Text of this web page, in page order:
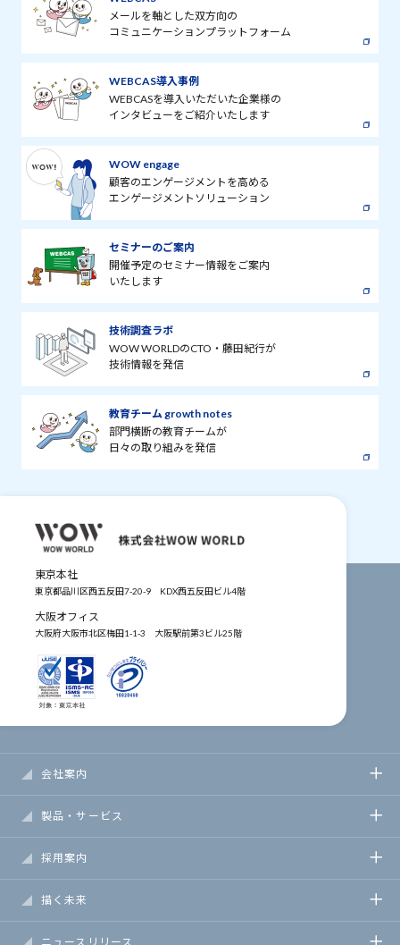
メールを軸とした双方向の
コミュニケーションプラットフォーム
WEBCAS導入事例
WEBCASを導入いただいた企業様の
インタビューをご紹介いたします
WOW engage
顧客のエンゲージメントを高める
エンゲージメントソリューション
セミナーのご案内
開催予定のセミナー情報をご案内
いたします
技術調査ラボ
WOW WORLDのCTO・藤田紀行が
技術情報を発信
教育チーム growth notes
部門横断の教育チームが
日々の取り組みを発信
東京本社
東京都品川区西五反田7-20-9 KDX西五反田ビル4階
大阪オフィス
大阪府大阪市北区梅田1-1-3 大阪駅前第3ビル25階
会社案内
製品・サービス
採用案内
描く未来
ニュースリリース